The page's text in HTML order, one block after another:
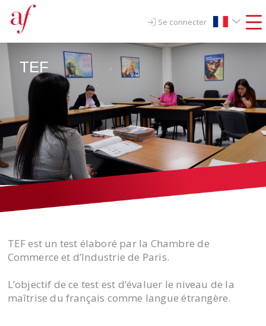
Se connecter
TEF
TEF est un test élaboré par la Chambre de
Commerce et d’Industrie de Paris.
L’objectif de ce test est d’évaluer le niveau de la
maîtrise du français comme langue étrangère.